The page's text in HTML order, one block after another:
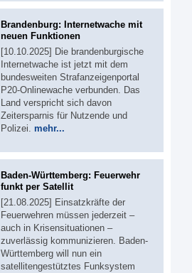
Brandenburg: Internetwache mit
neuen Funktionen
[10.10.2025] Die brandenburgische
Internetwache ist jetzt mit dem
bundesweiten Strafanzeigenportal
P20-Onlinewache verbunden. Das
Land verspricht sich davon
Zeitersparnis für Nutzende und
Polizei. mehr...
Baden-Württemberg: Feuerwehr
funkt per Satellit
[21.08.2025] Einsatzkräfte der
Feuerwehren müssen jederzeit –
auch in Krisensituationen –
zuverlässig kommunizieren. Baden-
Württemberg will nun ein
satellitengestütztes Funksystem